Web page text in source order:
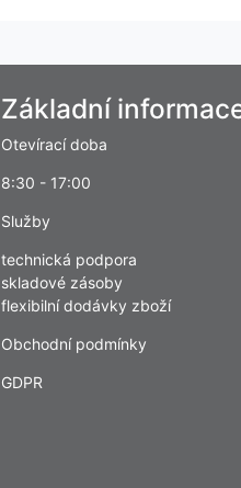
Základní
Otevírací doba
8:30 - 17:00
Služby
technická podpora
skladové zásoby
flexibilní dodávky zboží
Obchodní podmínky
GDPR